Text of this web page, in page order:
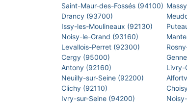
Saint-Maur-des-Fossés (94100)
Drancy (93700)
Issy-les-Moulineaux (92130)
Noisy-le-Grand (93160)
Levallois-Perret (92300)
Cergy (95000)
Antony (92160)
Neuilly-sur-Seine (92200)
Clichy (92110)
Ivry-sur-Seine (94200)
Livry-